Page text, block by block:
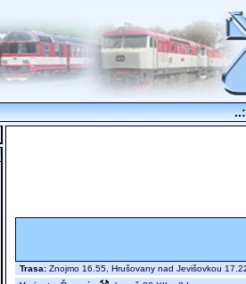
Trasa: Znojmo 16.55, Hrušovany nad Jevišovkou